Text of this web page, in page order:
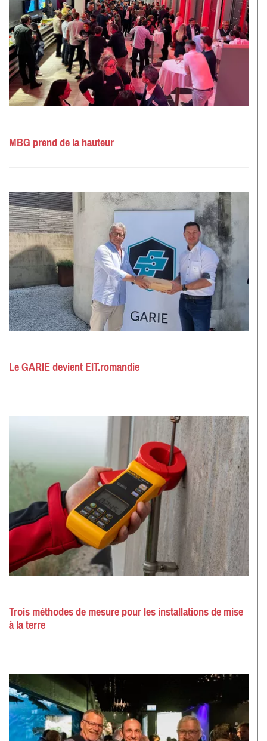
MBG prend de la hauteur
Le GARIE devient EIT.romandie
Trois méthodes de mesure pour les installations de mise
à la terre